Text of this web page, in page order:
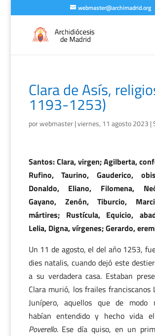
webmaster@archimadrid.org
Clara de Asís,
1193-1253)
porwebmaster|viernes, 11 agosto 2023 |
Santos: Clara, virgen; Agilberta,
Rufino, Taurino, Gauderico,
Donaldo, Eliano, Filomena,
Gayano, Zenón, Tiburcio,
mártires; Rustícula, Equicio,
Lelia, Digna, vírgenes; Gerardo,
Un 11 de agosto, el del año 1253,
dies natalis, cuando dejó este
a su verdadera casa. Estaban
Clara murió, los frailes franciscanos
Junípero, aquellos que de modo
habían entendido y hecho vida
Poverello. Ese día quiso, en un